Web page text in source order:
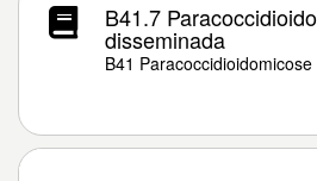
B41.7
disseminada
B41 Paracoccidioidomicose